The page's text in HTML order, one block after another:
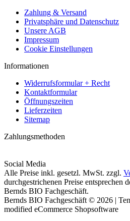
Zahlung & Versand
Privatsphäre und Datenschutz
Unsere AGB
Impressum
Cookie Einstellungen
Informationen
Widerrufsformular + Recht
Kontaktformular
Öffnungszeiten
Lieferzeiten
Sitemap
Zahlungsmethoden
Social Media
Alle Preise inkl. gesetzl. MwSt. zzgl.
durchgestrichenen Preise entsprechen
Bernds BIO Fachgeschäft.
Bernds BIO Fachgeschäft © 2026 |
modified eCommerce Shopsoftware